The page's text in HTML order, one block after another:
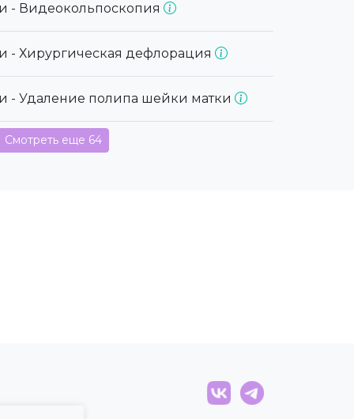
- Видеокольпоскопия
- Хирургическая дефлорация
- Удаление полипа шейки матки
Смотреть еще 64